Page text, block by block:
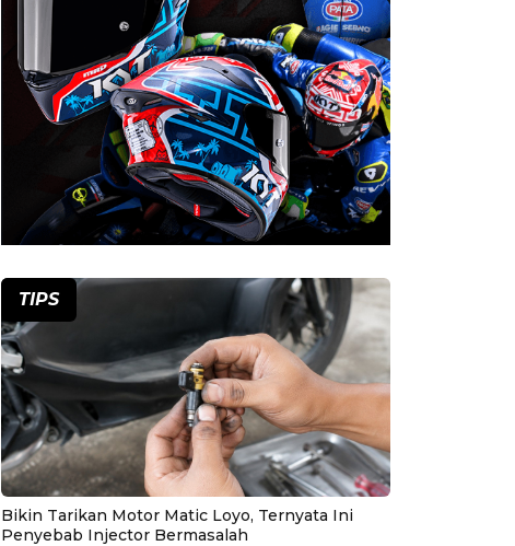
TIPS
Bikin Tarikan Motor Matic Loyo, Ternyata Ini
Penyebab Injector Bermasalah